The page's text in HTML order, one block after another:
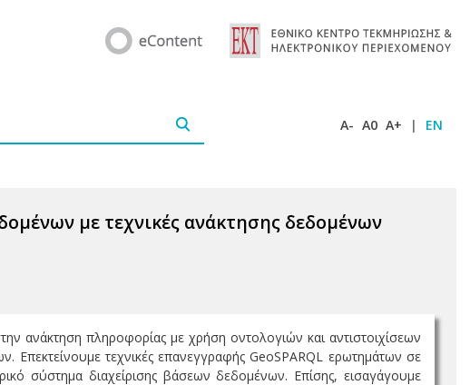
A- A0 A+ | EN
με τεχνικές ανάκτησης δεδομένων
ανάκτηση πληροφορίας με χρήση οντολογιών και αντιστοιχίσεων
τεχνικές επανεγγραφής GeoSPARQL ερωτημάτων σε
σύστημα διαχείρισης βάσεων δεδομένων. Επίσης, εισαγάγουμε